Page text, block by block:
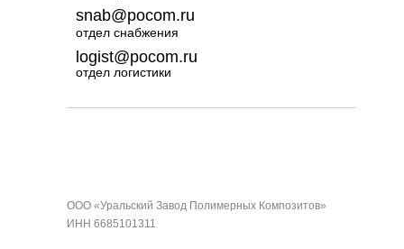
snab@pocom.ru
logist@pocom.ru
отдел снабжения
отдел логистики
ООО «Уральский Завод Полимерных Композитов»
ИНН 6685101311